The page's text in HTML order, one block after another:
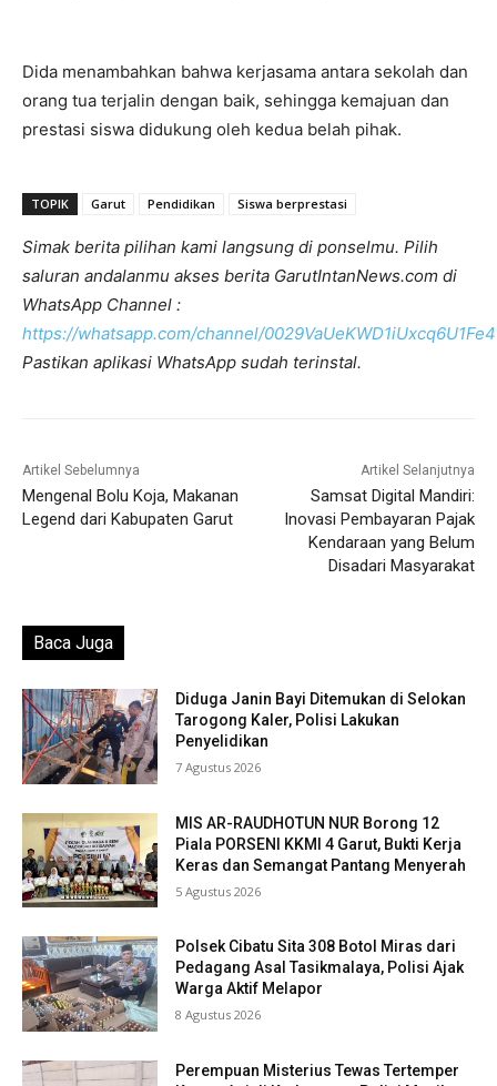
Dida menambahkan bahwa kerjasama antara sekolah dan
orang tua terjalin dengan baik, sehingga kemajuan dan
prestasi siswa didukung oleh kedua belah pihak.
TOPIK Garut Pendidikan Siswa berprestasi
Simak berita pilihan kami langsung di ponselmu. Pilih
saluran andalanmu akses berita GarutIntanNews.com di
WhatsApp Channel :
https://whatsapp.com/channel/
Pastikan aplikasi WhatsApp sudah terinstal.
Artikel Sebelumnya
Mengenal Bolu Koja, Makanan
Legend dari Kabupaten Garut
Artikel Selanjutnya
Samsat Digital Mandiri:
Inovasi Pembayaran Pajak
Kendaraan yang Belum
Disadari Masyarakat
Baca Juga
Diduga Janin Bayi Ditemukan di Selokan
Tarogong Kaler, Polisi Lakukan
Penyelidikan
7 Agustus 2026
MIS AR-RAUDHOTUN NUR Borong 12
Piala PORSENI KKMI 4 Garut, Bukti Kerja
Keras dan Semangat Pantang Menyerah
5 Agustus 2026
Polsek Cibatu Sita 308 Botol Miras dari
Pedagang Asal Tasikmalaya, Polisi Ajak
Warga Aktif Melapor
8 Agustus 2026
Perempuan Misterius Tewas Tertemper